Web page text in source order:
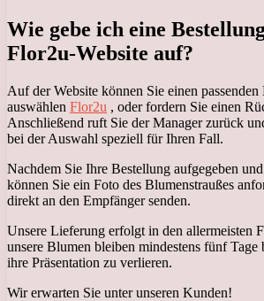
Wie gebe ich eine
Flor2u-Website auf?
Auf der Website können Sie einen passenden
auswählen Flor2u , oder fordern Sie einen
Anschließend ruft Sie der Manager zurück
bei der Auswahl speziell für Ihren Fall.
Nachdem Sie Ihre Bestellung aufgegeben
können Sie ein Foto des Blumenstraußes
direkt an den Empfänger senden.
Unsere Lieferung erfolgt in den allermeisten
unsere Blumen bleiben mindestens fünf
ihre Präsentation zu verlieren.
Wir erwarten Sie unter unseren Kunden!